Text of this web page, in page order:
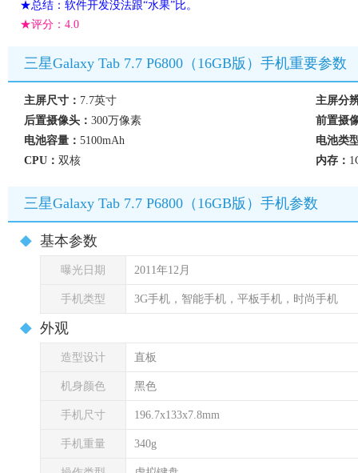
★总结：软件开发没法跟“水果”比。
★评分： 4.0
三星Galaxy Tab 7.7 P6800（16GB版）手机重要参数
主屏尺寸： 7.7英寸
主屏分
后置摄像头： 300万像素
前置摄
电池容量： 5100mAh
电池类
CPU： 双核 内存：
三星Galaxy Tab 7.7 P6800（16GB版）手机参数
基本参数
曝光日期 2011年12月
手机类型 3G手机，智能手机，平板手机，时尚手机
外观
造型设计 直板
机身颜色 黑色
手机尺寸 196.7x133x7.8mm
手机重量 340g